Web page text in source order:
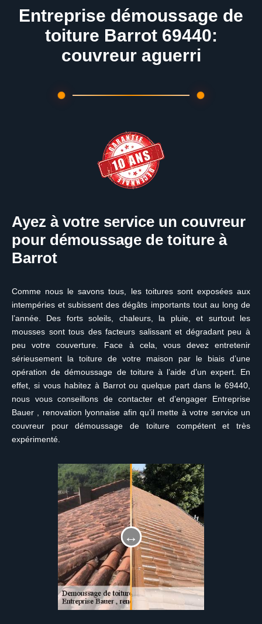
Entreprise démoussage de
toiture Barrot 69440:
couvreur aguerri
Ayez à votre service un couvreur
pour démoussage de toiture à
Barrot
Comme nous le savons tous, les toitures sont exposées aux
intempéries et subissent des dégâts importants tout au long de
l’année. Des forts soleils, chaleurs, la pluie, et surtout les
mousses sont tous des facteurs salissant et dégradant peu à
peu votre couverture. Face à cela, vous devez entretenir
sérieusement la toiture de votre maison par le biais d’une
opération de démoussage de toiture à l’aide d’un expert. En
effet, si vous habitez à Barrot ou quelque part dans le 69440,
nous vous conseillons de contacter et d’engager Entreprise
Bauer , renovation lyonnaise afin qu’il mette à votre service un
couvreur pour démoussage de toiture compétent et très
expérimenté.